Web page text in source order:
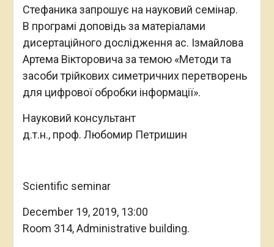
Стефаника запрошує на науковий семінар.
В програмі доповідь за матеріалами
дисертаційного дослідження ас. Ізмайлова
Артема Вікторовича за темою «Методи та
засоби трійкових симетричних перетворень
для цифрової обробки інформації».
Науковий консультант
д.т.н., проф. Любомир Петришин
Scientific seminar
December 19, 2019, 13:00
Room 314, Administrative building.